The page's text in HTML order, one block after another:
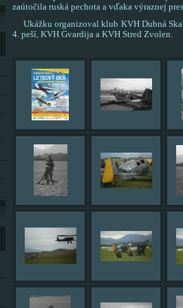
zaútočila ruská pechota a vďaka výraznej
Ukážku organizoval klub KVH Dubná
4. peší, KVH Gvardija a KVH Stred Zvolen.